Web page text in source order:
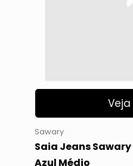
Sawary
Saia Jeans
Azul Médio